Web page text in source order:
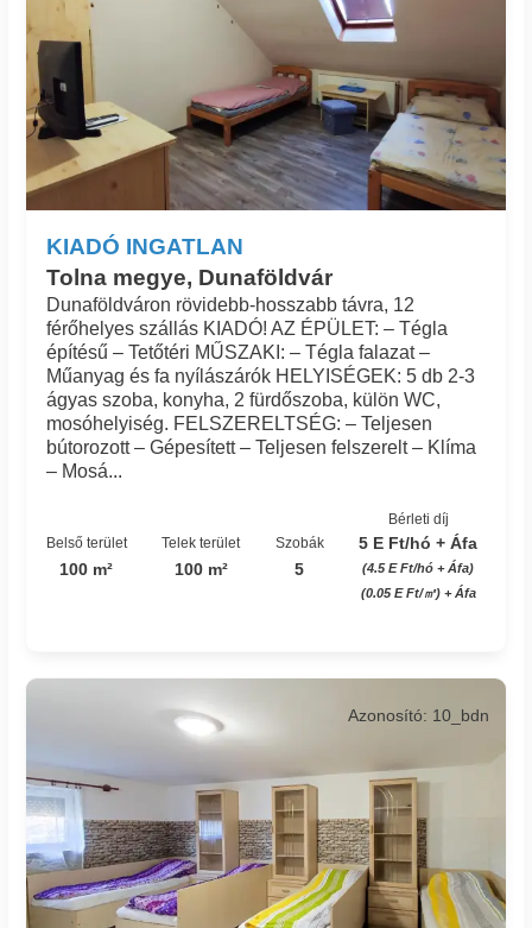
KIADÓ INGATLAN
Tolna megye, Dunaföldvár
Dunaföldváron rövidebb-hosszabb távra, 12
férőhelyes szállás KIADÓ! AZ ÉPÜLET: – Tégla
építésű – Tetőtéri MŰSZAKI: – Tégla falazat –
Műanyag és fa nyílászárók HELYISÉGEK: 5 db 2-3
ágyas szoba, konyha, 2 fürdőszoba, külön WC,
mosóhelyiség. FELSZERELTSÉG: – Teljesen
bútorozott – Gépesített – Teljesen felszerelt – Klíma
– Mosá...
Belső terület
100 m²
Telek terület
100 m²
Szobák
5
Bérleti díj
5 E Ft/hó + Áfa
(4.5 E Ft/hó + Áfa)
(0.05 E Ft/㎡) + Áfa
Azonosító: 10_bdn